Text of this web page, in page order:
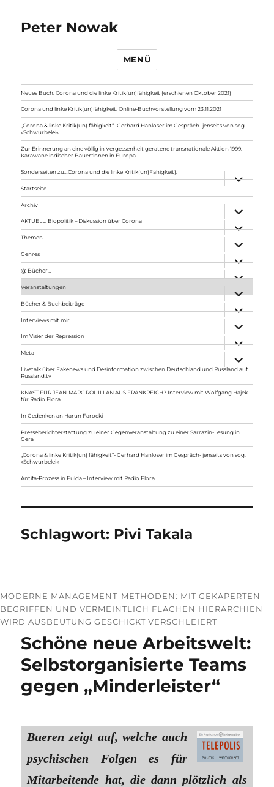
Peter Nowak
MENÜ
Neues Buch: Corona und die linke Kritik(un)fähigkeit (erschienen Oktober 2021)
Corona und linke Kritik(un)fähigkeit. Online-Buchvorstellung vom 23.11.2021
„Corona & linke Kritik(un) fähigkeit“- Gerhard Hanloser im Gespräch- jenseits von sog.
»Schwurbelei«
Zur Erinnerung an eine völlig in Vergessenheit geratene transnationale Aktion 1999:
Karawane indischer Bauer*innen in Europa
Sonderseiten zu…Corona und die linke Kritik(un)Fähigkeit).
anzeigen
Startseite
Archiv
anzeigen
AKTUELL: Biopolitik – Diskussion über Corona
anzeigen
Themen
anzeigen
Genres
anzeigen
@ Bücher…
Veranstaltungen
anzeigen
Bücher & Buchbeiträge
anzeigen
Interviews mit mir
anzeigen
Im Visier der Repression
anzeigen
Meta
anzeigen
Livetalk über Fakenews und Desinformation zwischen Deutschland und Russland auf
Russland.tv
KNAST FÜR JEAN-MARC ROUILLAN AUS FRANKREICH? Interview mit Wolfgang Hajek
für Radio Flora
In Gedenken an Harun Farocki
Presseberichterstattung zu einer Gegenveranstaltung zu einer Sarrazin-Lesung in
Gera
„Corona & linke Kritik(un) fähigkeit“- Gerhard Hanloser im Gespräch- jenseits von sog.
»Schwurbelei«
Antifa-Prozess in Fulda – Interview mit Radio Flora
Schlagwort: Pivi Takala
MODERNE MANAGEMENT-METHODEN: MIT GEKAPERTEN
BEGRIFFEN UND VERMEINTLICH FLACHEN HIERARCHIEN
WIRD AUSBEUTUNG GESCHICKT VERSCHLEIERT
Schöne neue Arbeitswelt:
Selbstorganisierte Teams
gegen „Minderleister“
Bueren zeigt auf, welche auch
psychischen Folgen es für
Mitarbeitende hat, die dann plötzlich als